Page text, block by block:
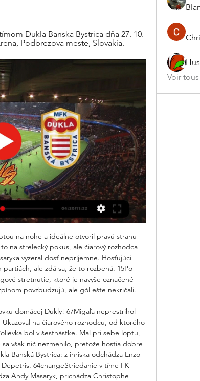
Dukla Banska Bystrica dňa 27. 10.
Podbrezova meste, Slovakia.
na nohe a ideálne otvoril pravú stranu
na strelecký pokus, ale čiarový rozhodca
vyzeral dosť nepríjemne. Hosťujúci
ale zdá sa, že to rozbehá. 15Po
stretnutie, ktoré je navyše označené
povzbudzujú, ale gól ešte nekričali.
domácej Dukly! 67Migaľa neprestrihol
na čiarového rozhodcu, od ktorého
bol v šestnástke. Mal pri sebe loptu,
však nič nezmenilo, pretože hostia dobre
Banská Bystrica: z ihriska odchádza Enzo
64changeStriedanie v tíme FK
Andy Masaryk, prichádza Christophe
Voir